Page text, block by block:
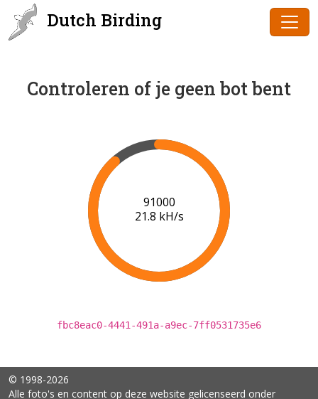
Dutch Birding
Controleren of je geen bot bent
91000
21.8 kH/s
fbc8eac0-4441-491a-a9ec-7ff0531735e6
© 1998-2026
Alle foto's en content op deze website gelicenseerd onder